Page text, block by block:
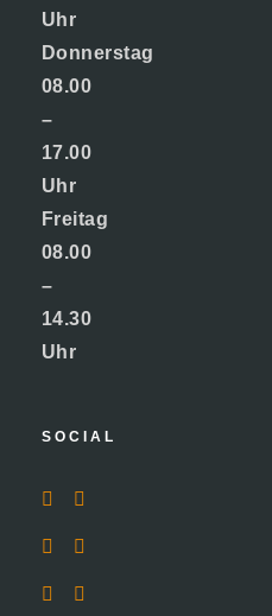
Uhr
Donnerstag
08.00
–
17.00
Uhr
Freitag
08.00
–
14.30
Uhr
SOCIAL